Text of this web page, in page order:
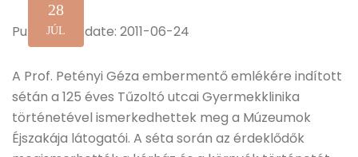
28
JÚL
Publication date: 2011-06-24
A Prof. Petényi Géza embermentő emlékére indított
sétán a 125 éves Tűzoltó utcai Gyermekklinika
történetével ismerkedhettek meg a Múzeumok
Éjszakája látogatói. A séta során az érdeklődők